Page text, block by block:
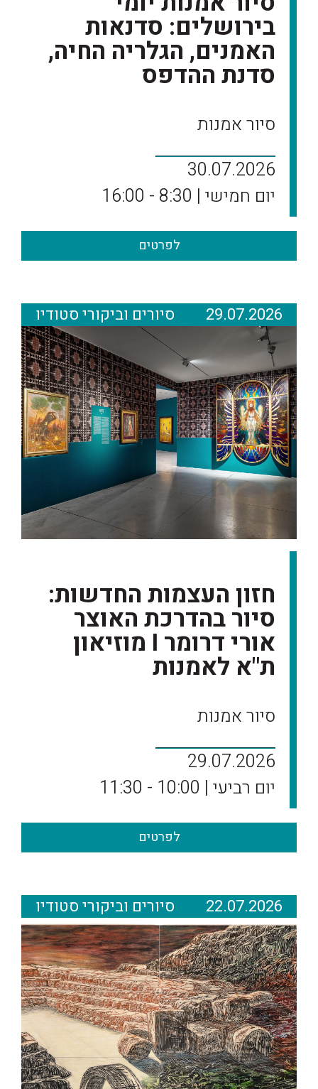
בירושלים: סדנאות
האמנים, הגלריה החיה,
סדנת ההדפס
סיור אמנות
30.07.2026
יום חמישי | 8:30 - 16:00
לפרטים
29.07.2026 סיורים וביקורי סטודיו
חזון העצמות החדשות:
סיור בהדרכת האוצר
אורי דרומר I מוזיאון
ת"א לאמנות
סיור אמנות
29.07.2026
יום רביעי | 10:00 - 11:30
לפרטים
22.07.2026 סיורים וביקורי סטודיו